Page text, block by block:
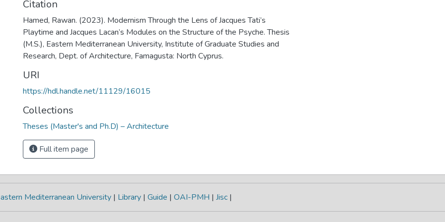
Citation
Hamed, Rawan. (2023). Modernism Through the Lens of Jacques Tati’s
Playtime and Jacques Lacan’s Modules on the Structure of the Psyche. Thesis
(M.S.), Eastern Mediterranean University, Institute of Graduate Studies and
Research, Dept. of Architecture, Famagusta: North Cyprus.
URI
https://hdl.handle.net/11129/16015
Collections
Theses (Master's and Ph.D) – Architecture
Full item page
Mediterranean University | Library | Guide | OAI-PMH | Jisc |